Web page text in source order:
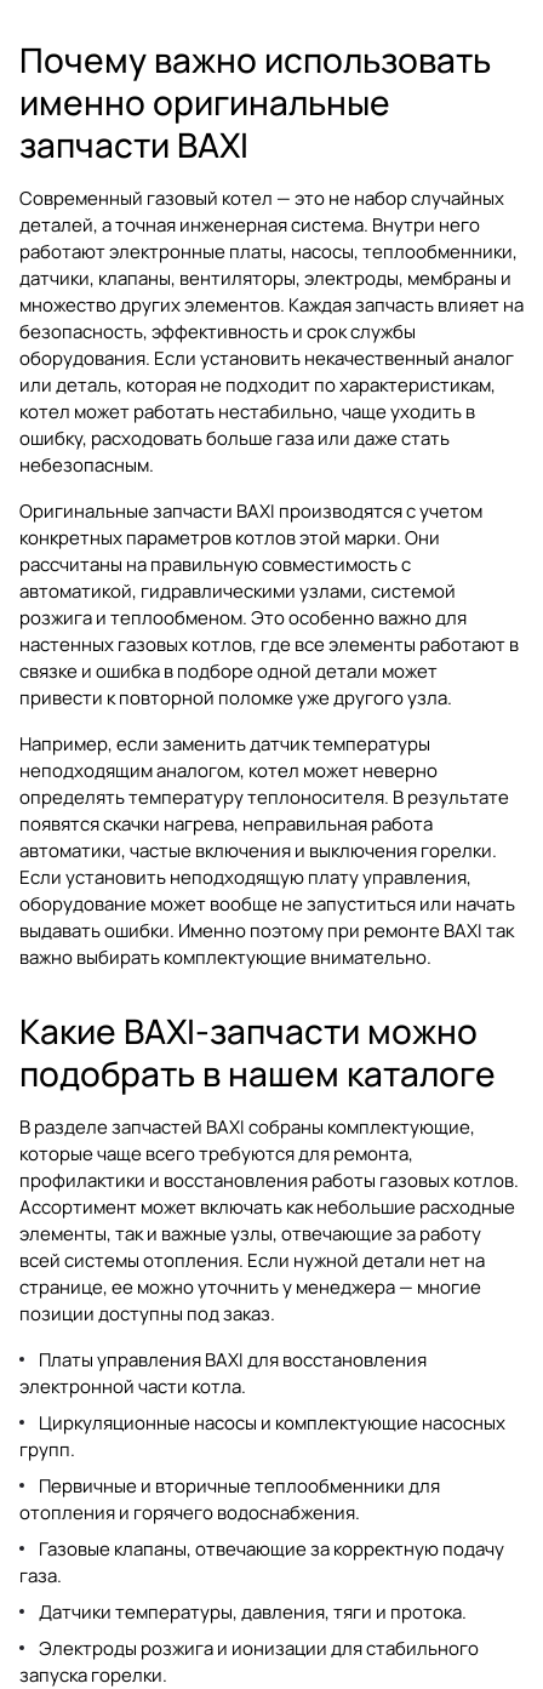
Почему важно использовать
именно оригинальные
запчасти BAXI
Современный газовый котел — это не набор случайных
деталей, а точная инженерная система. Внутри него
работают электронные платы, насосы, теплообменники,
датчики, клапаны, вентиляторы, электроды, мембраны и
множество других элементов. Каждая запчасть влияет на
безопасность, эффективность и срок службы
оборудования. Если установить некачественный аналог
или деталь, которая не подходит по характеристикам,
котел может работать нестабильно, чаще уходить в
ошибку, расходовать больше газа или даже стать
небезопасным.
Оригинальные запчасти BAXI производятся с учетом
конкретных параметров котлов этой марки. Они
рассчитаны на правильную совместимость с
автоматикой, гидравлическими узлами, системой
розжига и теплообменом. Это особенно важно для
настенных газовых котлов, где все элементы работают в
связке и ошибка в подборе одной детали может
привести к повторной поломке уже другого узла.
Например, если заменить датчик температуры
неподходящим аналогом, котел может неверно
определять температуру теплоносителя. В результате
появятся скачки нагрева, неправильная работа
автоматики, частые включения и выключения горелки.
Если установить неподходящую плату управления,
оборудование может вообще не запуститься или начать
выдавать ошибки. Именно поэтому при ремонте BAXI так
важно выбирать комплектующие внимательно.
Какие BAXI-запчасти можно
подобрать в нашем каталоге
В разделе запчастей BAXI собраны комплектующие,
которые чаще всего требуются для ремонта,
профилактики и восстановления работы газовых котлов.
Ассортимент может включать как небольшие расходные
элементы, так и важные узлы, отвечающие за работу
всей системы отопления. Если нужной детали нет на
странице, ее можно уточнить у менеджера — многие
позиции доступны под заказ.
Платы управления BAXI для восстановления
электронной части котла.
Циркуляционные насосы и комплектующие насосных
групп.
Первичные и вторичные теплообменники для
отопления и горячего водоснабжения.
Газовые клапаны, отвечающие за корректную подачу
газа.
Датчики температуры, давления, тяги и протока.
Электроды розжига и ионизации для стабильного
запуска горелки.